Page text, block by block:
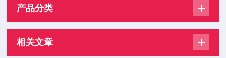
产品分类
相关文章